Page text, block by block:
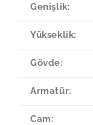
Genişlik:
Yükseklik:
Gövde:
Armatür:
Cam: